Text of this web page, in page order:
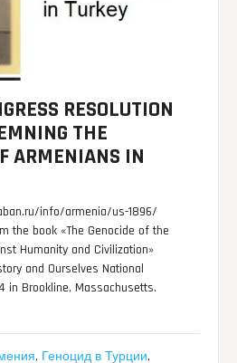
RESOLUTION
THE
ARMENIANS IN
info/armenia/us-1896/
the book «The Genocide of the
Humanity and Civilization»
and Ourselves National
in Brookline, Massachusetts.
, Геноцид в Турции,